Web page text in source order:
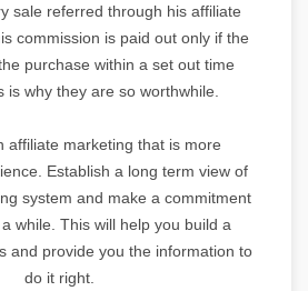
sale referred through his affiliate
commission is paid out only if the
purchase within a set out time
is why they are so worthwhile.
affiliate marketing that is more
Establish a long term view of
system and make a commitment
while. This will help you build a
and provide you the information to
do it right.